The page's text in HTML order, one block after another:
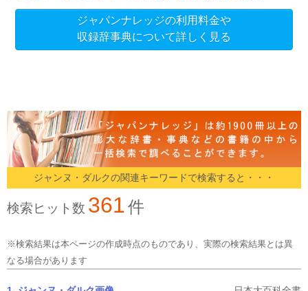
ジャパンナレッジの利用料金や
収録辞事典について詳しく見る
ジャンヌ・ダルクの関連キーワードで検索すると・・・
検索ヒット数 361件
※検索結果は本ページの作成時点のものであり、実際の検索結果とは異
なる場合があります